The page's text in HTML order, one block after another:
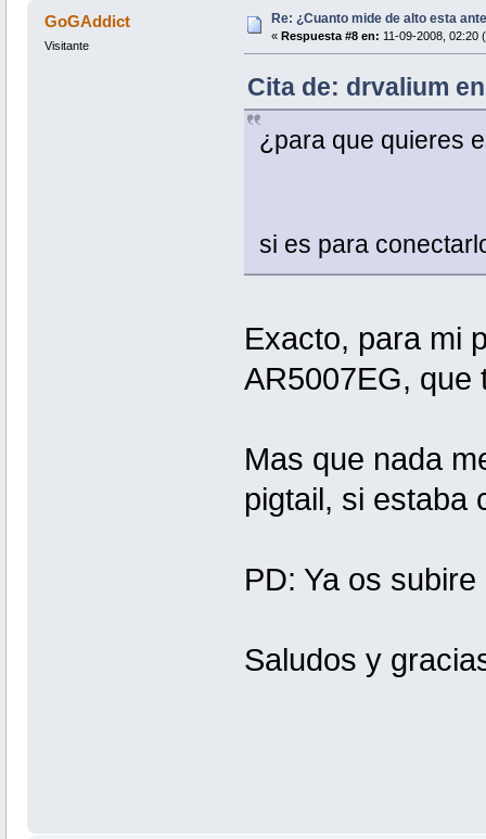
GoGAddict
Visitante
Re: ¿Cuanto mide de alto esta
« Respuesta #8 en: 11-09-2008, 02:20
Cita de: drvalium
¿para que quieres
si es para
Exacto, para mi
AR5007EG, que
Mas que nada
pigtail, si estaba
PD: Ya os
Saludos y